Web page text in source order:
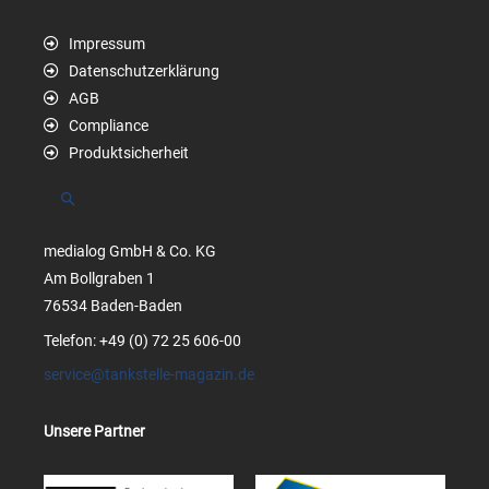
Impressum
Datenschutzerklärung
AGB
Compliance
Produktsicherheit
Suchen
medialog GmbH & Co. KG
Am Bollgraben 1
76534 Baden-Baden
Telefon: +49 (0) 72 25 606-00
service@tankstelle-magazin.de
Unsere Partner